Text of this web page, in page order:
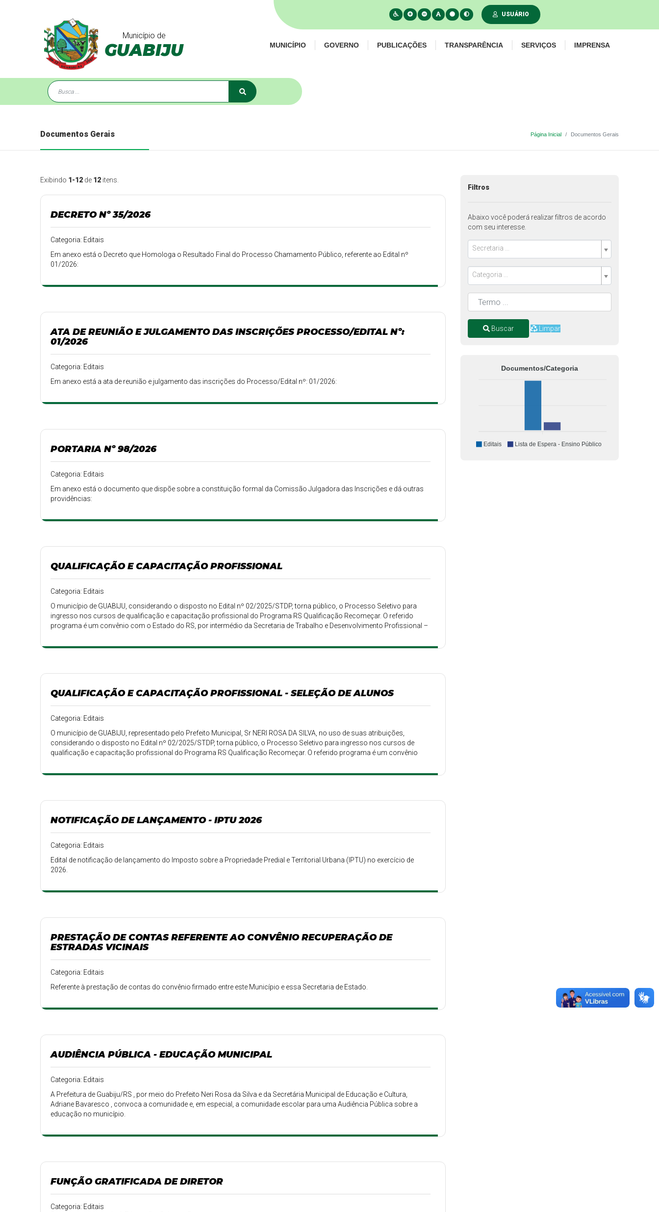
USUÁRIO
Município de
GUABIJU MUNICÍPIO GOVERNO PUBLICAÇÕES TRANSPARÊNCIA SERVIÇOS IMPRENSA
Documentos Gerais Página Inicial Documentos Gerais
Exibindo 1-12 de 12 itens.
DECRETO Nº 35/2026
Categoria: Editais
Em anexo está o Decreto que Homologa o Resultado Final do Processo Chamamento Público, referente ao Edital nº
01/2026:
ATA DE REUNIÃO E JULGAMENTO DAS INSCRIÇÕES PROCESSO/EDITAL Nº:
01/2026
Categoria: Editais
Em anexo está a ata de reunião e julgamento das inscrições do Processo/Edital nº: 01/2026:
PORTARIA Nº 98/2026
Categoria: Editais
Em anexo está o documento que dispõe sobre a constituição formal da Comissão Julgadora das Inscrições e dá outras
providências:
QUALIFICAÇÃO E CAPACITAÇÃO PROFISSIONAL
Categoria: Editais
O município de GUABIJU, considerando o disposto no Edital nº 02/2025/STDP, torna público, o Processo Seletivo para
ingresso nos cursos de qualificação e capacitação profissional do Programa RS Qualificação Recomeçar. O referido
programa é um convênio com o Estado do RS, por intermédio da Secretaria de Trabalho e Desenvolvimento Profissional –
disponível na íntegra em: guabiju.rs.gov.br
QUALIFICAÇÃO E CAPACITAÇÃO PROFISSIONAL - SELEÇÃO DE ALUNOS
Categoria: Editais
O município de GUABIJU, representado pelo Prefeito Municipal, Sr NERI ROSA DA SILVA, no uso de suas atribuições,
considerando o disposto no Edital nº 02/2025/STDP, torna público, o Processo Seletivo para ingresso nos cursos de
qualificação e capacitação profissional do Programa RS Qualificação Recomeçar. O referido programa é um convênio
contidas no presente Edital.
NOTIFICAÇÃO DE LANÇAMENTO - IPTU 2026
Categoria: Editais
Edital de notificação de lançamento do Imposto sobre a Propriedade Predial e Territorial Urbana (IPTU) no exercício de
2026.
PRESTAÇÃO DE CONTAS REFERENTE AO CONVÊNIO RECUPERAÇÃO DE
ESTRADAS VICINAIS
Categoria: Editais
Referente à prestação de contas do convênio firmado entre este Município e essa Secretaria de Estado.
AUDIÊNCIA PÚBLICA - EDUCAÇÃO MUNICIPAL
Categoria: Editais
A Prefeitura de Guabiju/RS , por meio do Prefeito Neri Rosa da Silva e da Secretária Municipal de Educação e Cultura,
Adriane Bavaresco , convoca a comunidade e, em especial, a comunidade escolar para uma Audiência Pública sobre a
educação no município.
FUNÇÃO GRATIFICADA DE DIRETOR
Categoria: Editais
Filtros
Abaixo você poderá realizar filtros de acordo
com seu interesse.
Secretaria ...
Categoria ...
Buscar Limpar
Documentos/Categoria
Editais Lista de Espera - Ensino Público